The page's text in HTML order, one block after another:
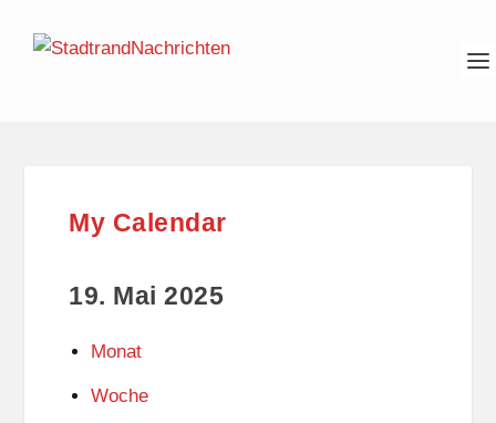
My Calendar
19. Mai 2025
Monat
Woche